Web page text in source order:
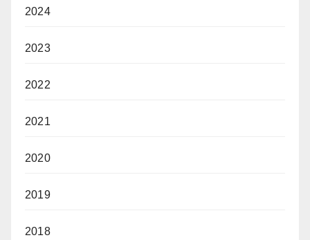
2024
2023
2022
2021
2020
2019
2018